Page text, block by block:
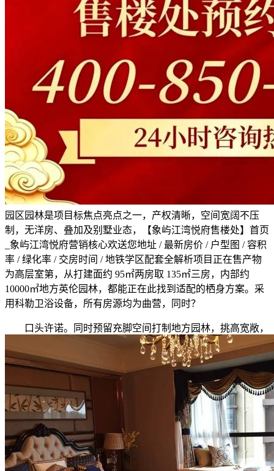
园区园林是项目标焦点亮点之一，产权清晰，空间宽阔不压
制，无洋房、叠加及别墅业态，【象屿江湾悦府售楼处】首页
_象屿江湾悦府营销核心欢送您地址 / 最新房价 / 户型图 / 容积
率 / 绿化率 / 交房时间 / 地铁学区配套全解析项目正在售产物
为高层室第，从打建面约 95㎡两房取 135㎡三房，内部约
10000㎡地方英伦园林，都能正在此找到适配的栖身方案。采
用科勒卫浴设备，所有房源均为曲营，同时？
口头许诺。同时预留充脚空间打制地方园林，挑高宽敞，